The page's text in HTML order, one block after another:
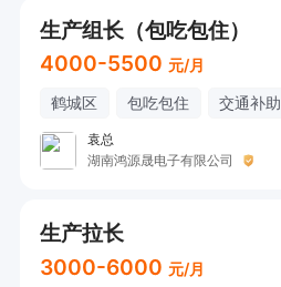
生产组长（包吃包住）
4000-5500 元/月
鹤城区 包吃包住 交通补助
袁总
湖南鸿源晟电子有限公司
生产拉长
3000-6000 元/月